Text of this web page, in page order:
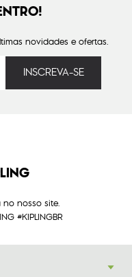
novidades e ofertas.
nosso site.
#KIPLINGBR